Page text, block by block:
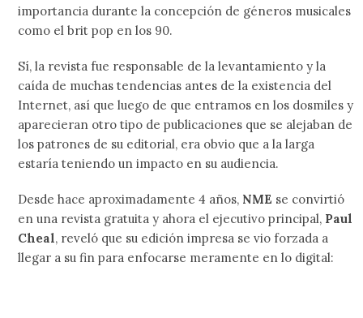
importancia durante la concepción de géneros musicales
como el brit pop en los 90.
Sí, la revista fue responsable de la levantamiento y la
caída de muchas tendencias antes de la existencia del
Internet, así que luego de que entramos en los dosmiles y
aparecieran otro tipo de publicaciones que se alejaban de
los patrones de su editorial, era obvio que a la larga
estaría teniendo un impacto en su audiencia.
Desde hace aproximadamente 4 años, NME se convirtió
en una revista gratuita y ahora el ejecutivo principal, Paul
Cheal, reveló que su edición impresa se vio forzada a
llegar a su fin para enfocarse meramente en lo digital: